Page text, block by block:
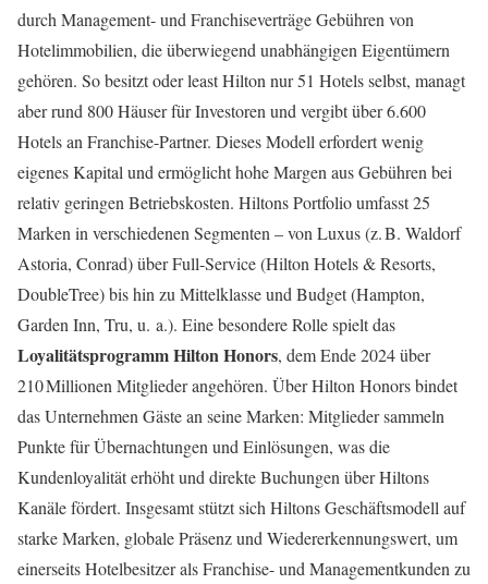
durch Management- und Franchiseverträge Gebühren von
Hotelimmobilien, die überwiegend unabhängigen Eigentümern
gehören. So besitzt oder least Hilton nur 51 Hotels selbst, managt
aber rund 800 Häuser für Investoren und vergibt über 6.600
Hotels an Franchise-Partner. Dieses Modell erfordert wenig
eigenes Kapital und ermöglicht hohe Margen aus Gebühren bei
relativ geringen Betriebskosten. Hiltons Portfolio umfasst 25
Marken in verschiedenen Segmenten – von Luxus (z. B. Waldorf
Astoria, Conrad) über Full-Service (Hilton Hotels & Resorts,
DoubleTree) bis hin zu Mittelklasse und Budget (Hampton,
Garden Inn, Tru, u. a.). Eine besondere Rolle spielt das
Loyalitätsprogramm Hilton Honors, dem Ende 2024 über
210 Millionen Mitglieder angehören. Über Hilton Honors bindet
das Unternehmen Gäste an seine Marken: Mitglieder sammeln
Punkte für Übernachtungen und Einlösungen, was die
Kundenloyalität erhöht und direkte Buchungen über Hiltons
Kanäle fördert. Insgesamt stützt sich Hiltons Geschäftsmodell auf
starke Marken, globale Präsenz und Wiedererkennungswert, um
einerseits Hotelbesitzer als Franchise- und Managementkunden zu